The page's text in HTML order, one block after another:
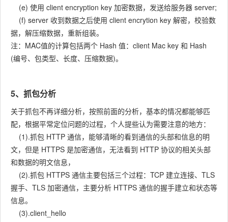
(e) 使用 client encryption key 加密数据，发送给服务器 server;
(f) server 收到数据之后使用 client encrytion key 解密，校验数
据，解压缩数据，重新组装。
注：MAC值的计算包括两个 Hash 值：client Mac key 和 Hash
(编号、包类型、长度、压缩数据)。
5、抓包分析
关于抓包不再详细分析，按照前面的分析，基本的情况都能够匹
配，根据平常定位问题的过程，个人提些认为需要注意的地方：
(1).抓包 HTTP 通信，能够清晰的看到通信的头部和信息的明
文，但是 HTTPS 是加密通信，无法看到 HTTP 协议的相关头部
和数据的明文信息，
(2).抓包 HTTPS 通信主要包括三个过程：TCP 建立连接、TLS
握手、TLS 加密通信，主要分析 HTTPS 通信的握手建立和状态等
信息。
(3).client_hello